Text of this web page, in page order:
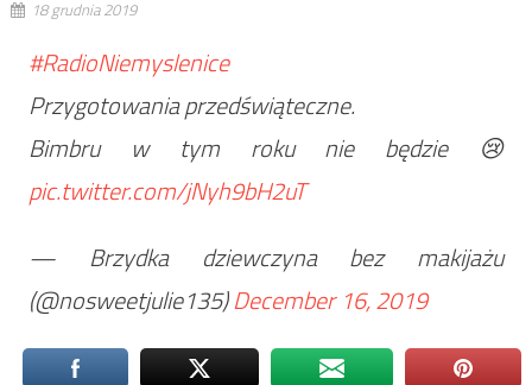
18 grudnia 2019
#RadioNiemyslenice
Przygotowania przedświąteczne.
Bimbru w tym roku nie będzie 😢
pic.twitter.com/jNyh9bH2uT
— Brzydka dziewczyna bez makijażu
(@nosweetjulie135)December 16, 2019